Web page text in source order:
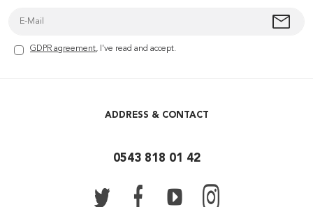
GDPR agreement, I've read and accept.
ADDRESS & CONTACT
0543 818 01 42